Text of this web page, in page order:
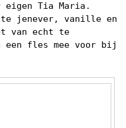
eigen Tia Maria.
jenever, vanille en
van echt te
een fles mee voor bij